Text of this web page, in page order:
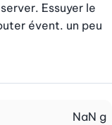
Essuyer le
évent. un peu
NaN g